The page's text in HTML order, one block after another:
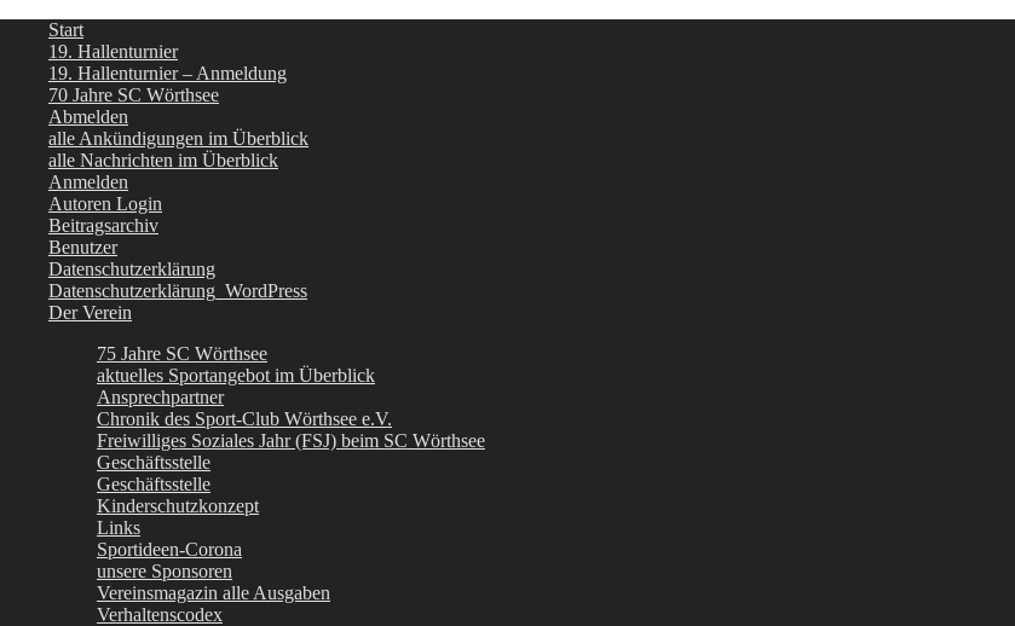
Start
19. Hallenturnier
19. Hallenturnier – Anmeldung
70 Jahre SC Wörthsee
Abmelden
alle Ankündigungen im Überblick
alle Nachrichten im Überblick
Anmelden
Autoren Login
Beitragsarchiv
Benutzer
Datenschutzerklärung
Datenschutzerklärung_WordPress
Der Verein
75 Jahre SC Wörthsee
aktuelles Sportangebot im Überblick
Ansprechpartner
Chronik des Sport-Club Wörthsee e.V.
Freiwilliges Soziales Jahr (FSJ) beim SC Wörthsee
Geschäftsstelle
Geschäftsstelle
Kinderschutzkonzept
Links
Sportideen-Corona
unsere Sponsoren
Vereinsmagazin alle Ausgaben
Verhaltenscodex